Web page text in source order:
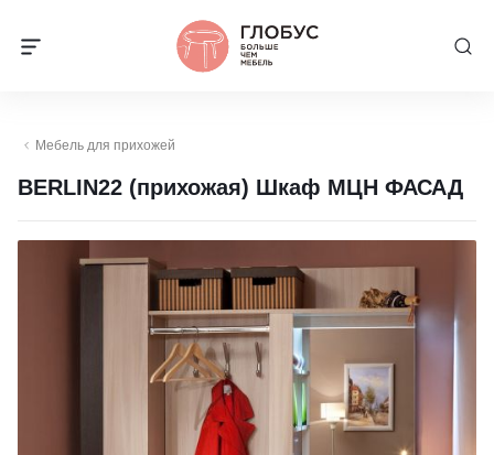
Мебель для прихожей
BERLIN22 (прихожая) Шкаф МЦН ФАСАД